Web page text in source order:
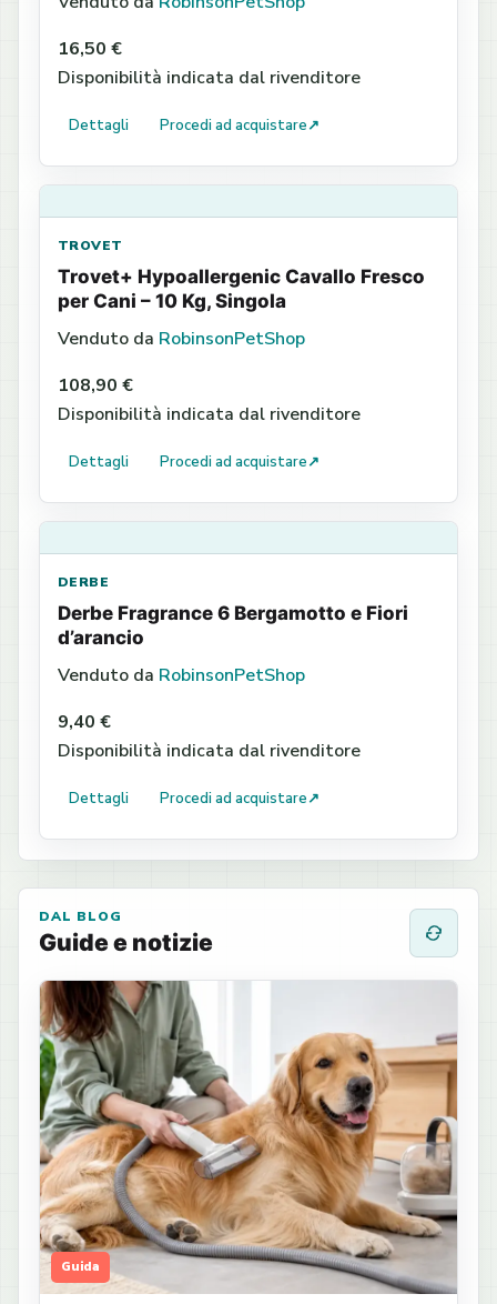
16,50 €
Disponibilità indicata dal rivenditore
Dettagli Procedi ad acquistare↗
TROVET
Trovet+ Hypoallergenic Cavallo Fresco
per Cani – 10 Kg, Singola
Venduto da RobinsonPetShop
108,90 €
Disponibilità indicata dal rivenditore
Dettagli Procedi ad acquistare↗
DERBE
Derbe Fragrance 6 Bergamotto e Fiori
d’arancio
Venduto da RobinsonPetShop
9,40 €
Disponibilità indicata dal rivenditore
Dettagli Procedi ad acquistare↗
DAL BLOG
Guide e notizie
Guida